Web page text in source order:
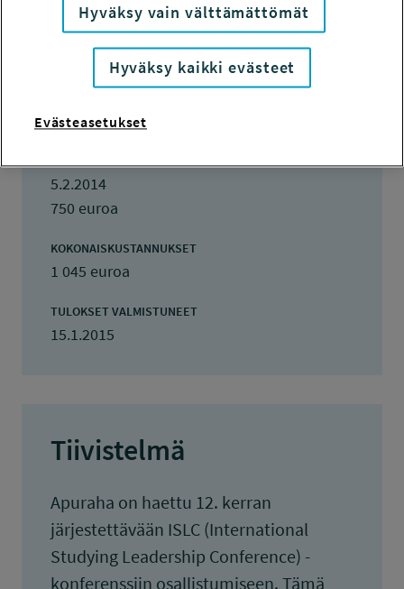
LISÄTIETOJA
Tuukka Kostamo
tuukka.kostamo@aalto.fi
12.12.2013 - 15.1.2015
5.2.2014
750 euroa
KOKONAISKUSTANNUKSET
1 045 euroa
TULOKSET VALMISTUNEET
15.1.2015
Tiivistelmä
Apuraha on haettu 12. kerran
järjestettävään ISLC (International
Studying Leadership Conference) -
konferenssiin osallistumiseen. Tämä
Hyväksy vain välttämättömät
Hyväksy kaikki evästeet
Evästeasetukset